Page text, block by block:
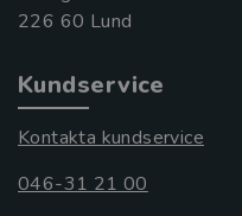
Kundservice
Kontakta kundservice
046-31 21 00